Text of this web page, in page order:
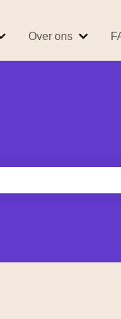
Easybroker
Submenu tonen voor
Over ons